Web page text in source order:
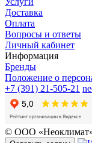
Доставка
Оплата
Вопросы и ответы
Личный кабинет
Информация
Бренды
Положение о
+7 (391) 21-505-21
© ООО